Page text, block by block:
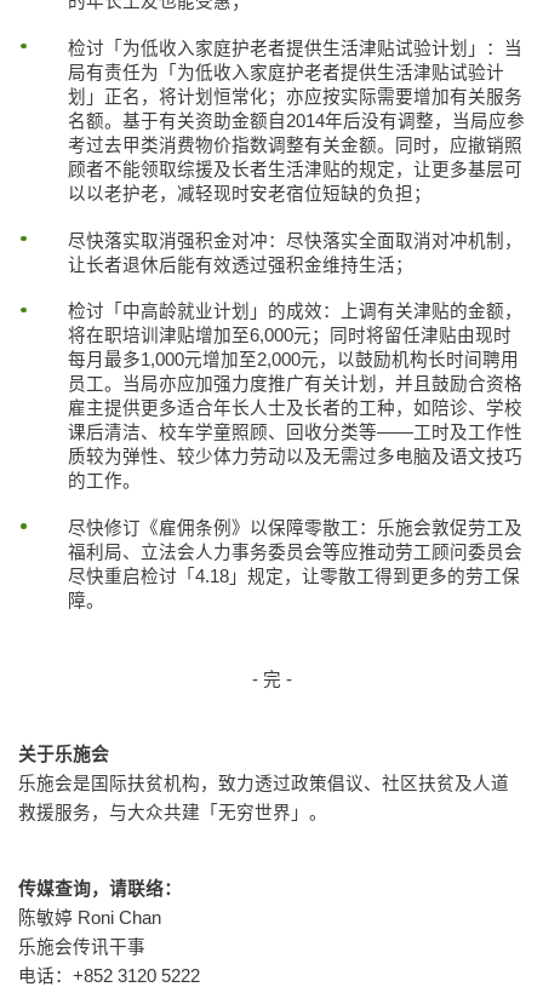
检讨「为低收入家庭护老者提供生活津贴试验计划」：当
局有责任为「为低收入家庭护老者提供生活津贴试验计
划」正名，将计划恒常化；亦应按实际需要增加有关服务
名额。基于有关资助金额自2014年后没有调整，当局应参
考过去甲类消费物价指数调整有关金额。同时，应撤销照
顾者不能领取综援及长者生活津贴的规定，让更多基层可
以以老护老，减轻现时安老宿位短缺的负担；
尽快落实取消强积金对冲：尽快落实全面取消对冲机制，
让长者退休后能有效透过强积金维持生活；
检讨「中高龄就业计划」的成效：上调有关津贴的金额，
将在职培训津贴增加至6,000元；同时将留任津贴由现时
每月最多1,000元增加至2,000元，以鼓励机构长时间聘用
员工。当局亦应加强力度推广有关计划，并且鼓励合资格
雇主提供更多适合年长人士及长者的工种，如陪诊、学校
课后清洁、校车学童照顾、回收分类等——工时及工作性
质较为弹性、较少体力劳动以及无需过多电脑及语文技巧
的工作。
尽快修订《雇佣条例》以保障零散工：乐施会敦促劳工及
福利局、立法会人力事务委员会等应推动劳工顾问委员会
尽快重启检讨「4.18」规定，让零散工得到更多的劳工保
障。
- 完 -
关于乐施会
乐施会是国际扶贫机构，致力透过政策倡议、社区扶贫及人道
救援服务，与大众共建「无穷世界」。
传媒查询，请联络：
陈敏婷 Roni Chan
乐施会传讯干事
电话：+852 3120 5222